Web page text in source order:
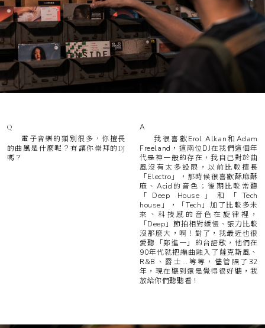
Q
電子音樂的類別很多，你擅長
的曲風是什麼呢？有讓你崇拜的DJ
嗎？
A
我很喜歡Erol Alkan和Adam
Freeland，這兩位DJ在我們這個年
代是神一般的存在，我自己對於曲
風沒有太多設限，以前比較擅長
「Electro」，那時候很喜歡酥麻酥
麻、Acid的音色；後期比較常聽
「Deep House」和「Tech
house」，「Tech」加了比較多未
來、科技感的音色在旋律裡，
「Deep」節拍相對緩慢、張力比較
沒那麼大，啊！對了，我最近也很
愛聽「鄭進一」的台語歌，他們在
90年代就把編曲融入了薩克斯風、
R&B、爵士…等等，儘管隔了32
年，現在聽到還是覺得很好聽，我
放給你們聽聽看！